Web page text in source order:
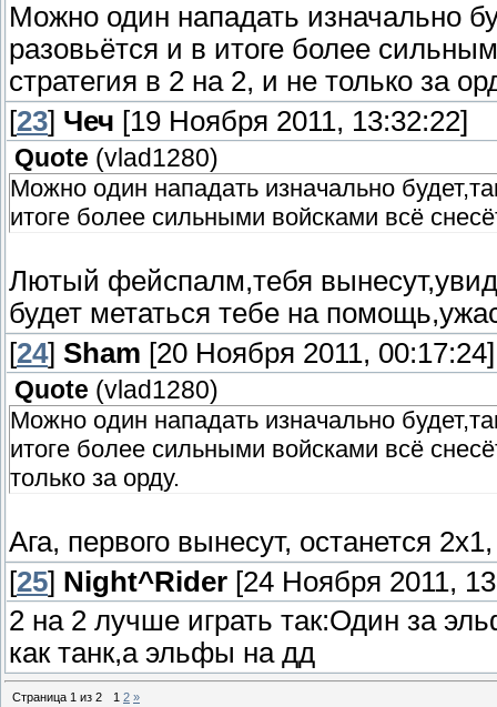
Можно один нападать изначально
разовьётся и в итоге более
стратегия в 2 на 2, и не только за
[23] Чеч [19 Ноября 2011, 13:32:22]
Quote (vlad1280)
Можно один нападать изначально
итоге более сильными войсками всё
Лютый фейспалм,тебя
будет метаться тебе на
[24] Sham [20 Ноября 2011, 00:17:24]
Quote (vlad1280)
Можно один нападать изначально
итоге более сильными войсками всё
только за орду.
Ага, первого вынесут, останется
[25] Night^Rider [24 Ноября 2011,
2 на 2 лучше играть так:Один за
как танк,а эльфы на дд
Страница 1 из 2 1 2 »